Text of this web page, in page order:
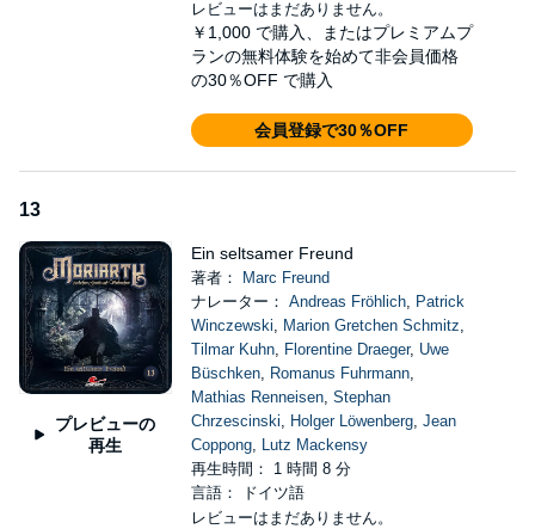
レビューはまだありません。
￥1,000 で購入、またはプレミアムプ
ランの無料体験を始めて非会員価格
の30％OFF で購入
会員登録で30％OFF
13
プレビューの
再生
Ein seltsamer Freund
著者：
Marc Freund
ナレーター： Andreas Fröhlich, Patrick
Winczewski, Marion Gretchen Schmitz,
Tilmar Kuhn, Florentine Draeger, Uwe
Büschken, Romanus Fuhrmann,
Mathias Renneisen, Stephan
Chrzescinski, Holger Löwenberg, Jean
Coppong, Lutz Mackensy
再生時間： 1 時間 8 分
言語： ドイツ語
レビューはまだありません。